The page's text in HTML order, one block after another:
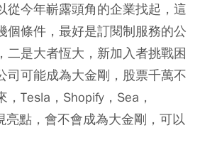
從今年嶄露頭角的企業找起，這
個條件，最好是訂閱制服務的公
二是大者恆大，新加入者挑戰困
司可能成為大金剛，股票千萬不
Tesla，Shopify，Sea，
亮點，會不會成為大金剛，可以